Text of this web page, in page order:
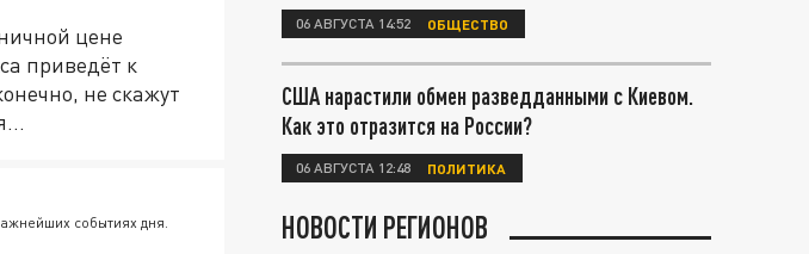
цене
приведёт к
не скажут
событиях дня.
06 АВГУСТА 14:52 ОБЩЕСТВО
США нарастили обмен разведданными с Киевом.
Как это отразится на России?
06 АВГУСТА 12:48 ПОЛИТИКА
НОВОСТИ РЕГИОНОВ